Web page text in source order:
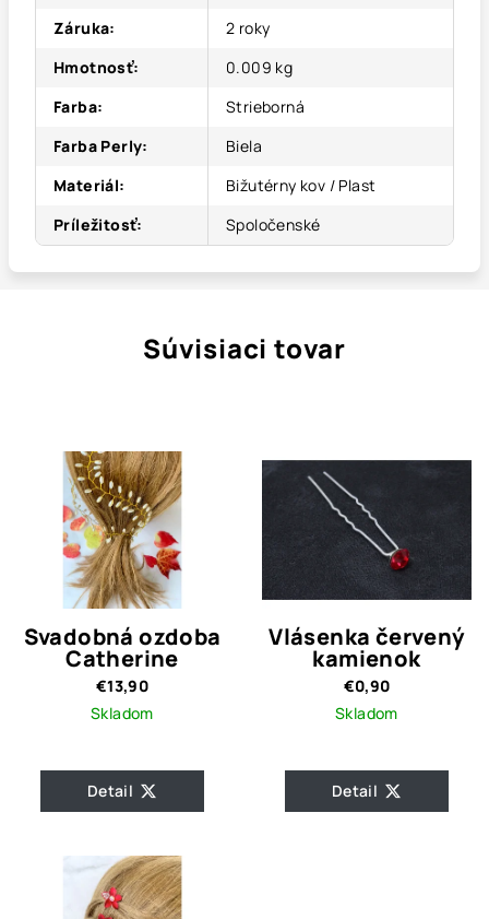
Záruka:
2 roky
Hmotnosť:
0.009 kg
Farba:
Strieborná
Farba Perly:
Biela
Materiál:
Bižutérny kov / Plast
Príležitosť: Spoločenské
Súvisiaci tovar
Svadobná ozdoba
Catherine
€13,90
Skladom
Detail
Vlásenka červený
kamienok
€0,90
Skladom
Detail